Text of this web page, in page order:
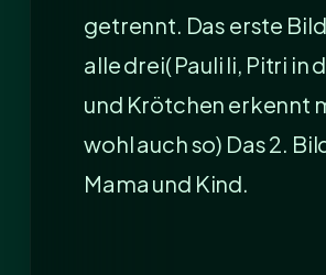
getrennt. Das erste
alle drei( Pauli li, Pitri in
und Krötchen erkennt
wohl auch so) Das 2.
Mama und Kind.